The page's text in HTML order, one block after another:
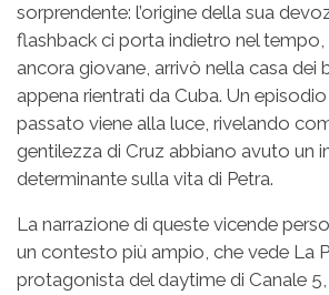
sorprendente: l’origine della sua
flashback ci porta indietro nel tempo,
ancora giovane, arrivò nella casa dei
appena rientrati da Cuba. Un
passato viene alla luce, rivelando
gentilezza di Cruz abbiano avuto un
determinante sulla vita di Petra.
La narrazione di queste vicende
un contesto più ampio, che vede La
protagonista del daytime di Canale